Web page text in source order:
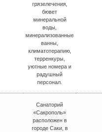
грязелечения,
бювет
минеральной
воды,
минерализованные
ванны,
климатотерапию,
терренкуры,
уютные номера и
радушный
персонал.
Санаторий
«Сакрополь»
расположен в
городе Саки, в